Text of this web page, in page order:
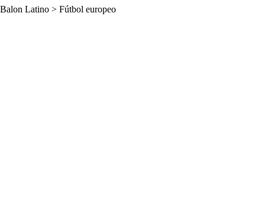
Balon Latino > Fútbol europeo